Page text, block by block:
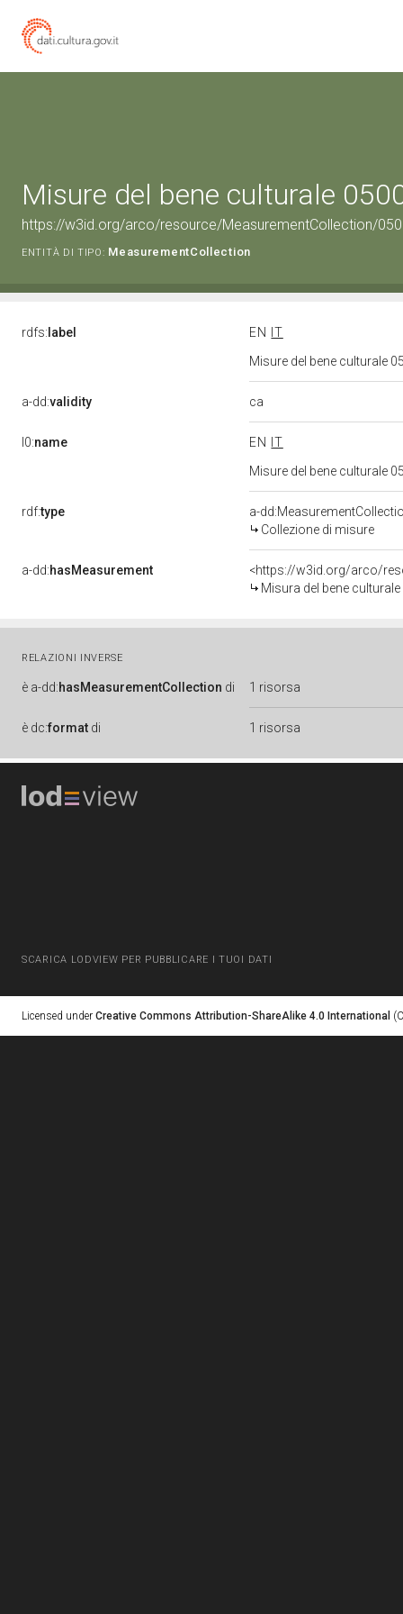
Misure del bene culturale
https://w3id.org/arco/resource/MeasurementCollection/
ENTITÀ DI TIPO: MeasurementCollection
rdfs: label EN
IT
Misure del bene culturale
a-dd:validity ca
l0:name EN
IT
Misure del bene culturale
rdf:type
a-
Collezione di misure
a-dd:hasMeasurement
<https://w3id.org/arco/
Misura del bene
RELAZIONI INVERSE
è a-dd:hasMeasurementCollection di 1 risorsa
è dc:format di 1 risorsa
SCARICA LODVIEW PER PUBBLICARE I TUOI DATI
Licensed under Creative Commons Attribution-ShareAlike 4.0 International